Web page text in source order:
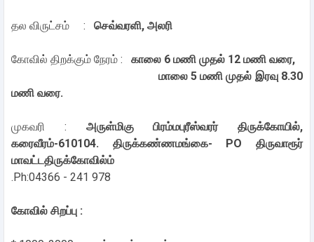
தல விருட்சம் : செவ்வரளி, அலரி
கோவில் திறக்கும் நேரம் : காலை 6 மணி முதல் 12 மணி வரை,
மாலை 5 மணி முதல் இரவு 8.30
மணி வரை.
முகவரி : அருள்மிகு பிரம்மபுரீஸ்வரர் திருக்கோயில்,
கரைவீரம்-610104. திருக்கண்ணமங்கை- PO திருவாரூர்
மாவட்டதிருக்கோவில்ம்
.Ph:04366 - 241 978
கோவில் சிறப்பு :